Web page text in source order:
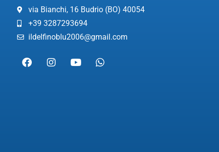
via Bianchi, 16 Budrio (BO) 40054
+39 3287293694
ildelfinoblu2006@gmail.com